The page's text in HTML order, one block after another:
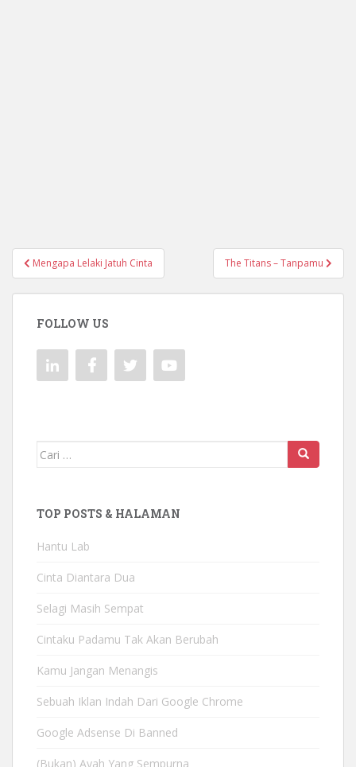
Navigasi
pos
Mengapa Lelaki Jatuh Cinta The Titans – Tanpamu
FOLLOW US
Mencari:
TOP POSTS & HALAMAN
Hantu Lab
Cinta Diantara Dua
Selagi Masih Sempat
Cintaku Padamu Tak Akan Berubah
Kamu Jangan Menangis
Sebuah Iklan Indah Dari Google Chrome
Google Adsense Di Banned
(Bukan) Ayah Yang Sempurna